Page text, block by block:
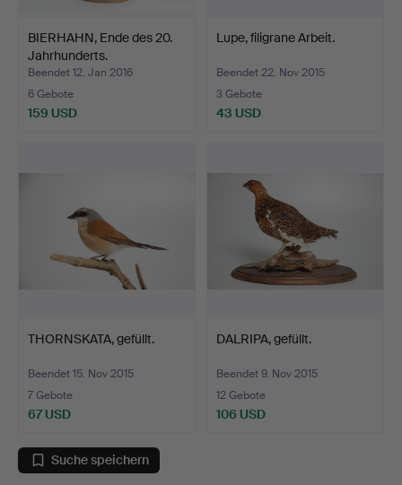
BIERHAHN, Ende des 20.
Jahrhunderts.
Beendet 12. Jan 2016
6 Gebote
159 USD
Lupe, filigrane Arbeit.
Beendet 22. Nov 2015
3 Gebote
43 USD
THORNSKATA, gefüllt.
Beendet 15. Nov 2015
7 Gebote
67 USD
DALRIPA, gefüllt.
Beendet 9. Nov 2015
12 Gebote
106 USD
Suche speichern